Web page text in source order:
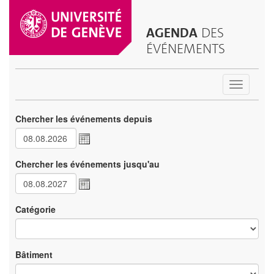
AGENDA DES
ÉVÉNEMENTS
Toggle
Chercher les événements depuis
Chercher les événements jusqu'au
Catégorie
Bâtiment